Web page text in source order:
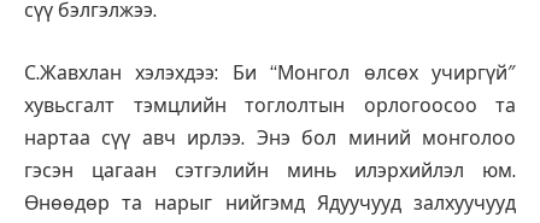
сүү бэлгэлжээ.
С.Жавхлан хэлэхдээ: Би “Монгол өлсөх учиргүй″
хувьсгалт тэмцлийн тоглолтын орлогоосоо та
нартаа сүү авч ирлээ. Энэ бол миний монголоо
гэсэн цагаан сэтгэлийн минь илэрхийлэл юм.
Өнөөдөр та нарыг нийгэмд Ядуучууд залхуучууд